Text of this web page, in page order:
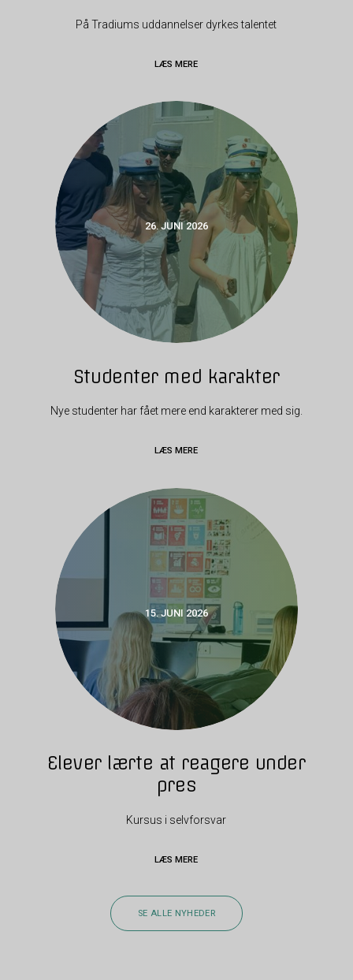
På Tradiums uddannelser dyrkes talentet
LÆS MERE
26. JUNI 2026
Studenter med karakter
Nye studenter har fået mere end karakterer med sig.
LÆS MERE
15. JUNI 2026
Elever lærte at reagere under
pres
Kursus i selvforsvar
LÆS MERE
SE ALLE NYHEDER